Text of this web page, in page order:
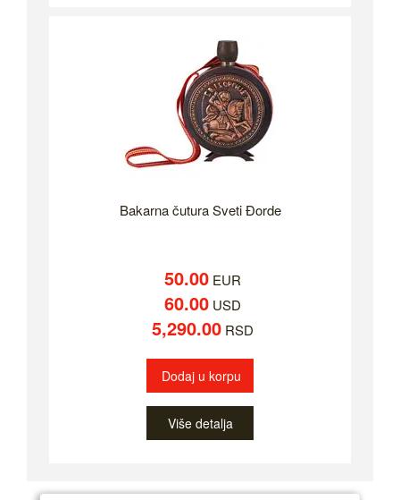
Bakarna čutura Sveti Đorde
50.00EUR
60.00USD
5,290.00RSD
Dodaj u korpu
Više detalja